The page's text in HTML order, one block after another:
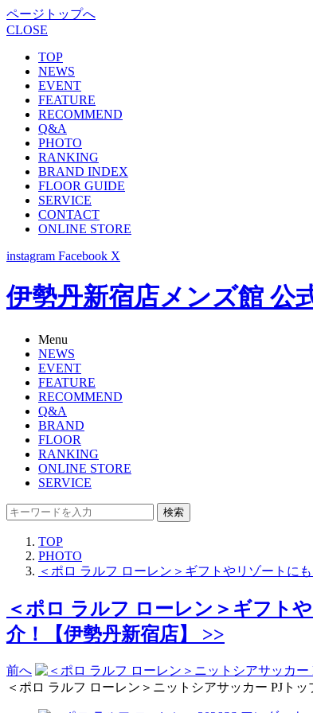
ページトップへ
CLOSE
TOP
NEWS
EVENT
FEATURE
RECOMMEND
Q&A
PHOTO
RANKING
BRAND INDEX
FLOOR GUIDE
SERVICE
CONTACT
ONLINE STORE
instagram Facebook X
伊勢丹新宿店メンズ館 公
Menu
NEWS
EVENT
FEATURE
RECOMMEND
Q&A
BRAND
FLOOR
RANKING
ONLINE STORE
SERVICE
検索
TOP
PHOTO
＜ポロ ラルフ ローレン＞ギフトやリゾートに
＜ポロ ラルフ ローレン＞ギフト
介！【伊勢丹新宿店】 >>
前へ
＜ポロ ラルフ ローレン＞ニットシアサッカー PJト